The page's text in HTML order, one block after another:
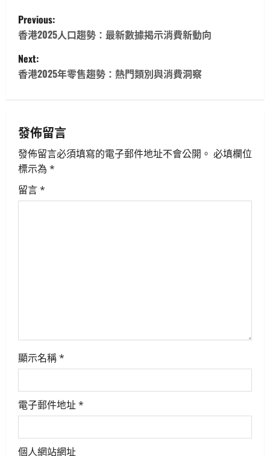
P
o
s
a
v
i
n
Previous:
香港2025人口趨勢：最新數據揭示消費新動向
Next:
香港2025年零售趨勢：熱門類別與消費洞察
發佈留言
發佈留言必須填寫的電子郵件地址不會公開。 必填欄位
標示為 *
留言*
顯示名稱*
電子郵件地址*
個人網站網址